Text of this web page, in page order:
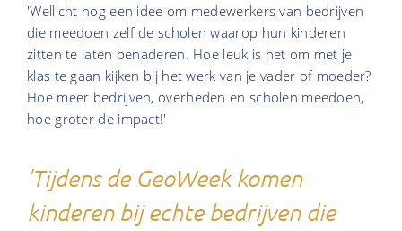
'Wellicht nog een idee om medewerkers van bedrijven
die meedoen zelf de scholen waarop hun kinderen
zitten te laten benaderen. Hoe leuk is het om met je
klas te gaan kijken bij het werk van je vader of moeder?
Hoe meer bedrijven, overheden en scholen meedoen,
hoe groter de impact!'
'Tijdens de GeoWeek komen
kinderen bij echte bedrijven die